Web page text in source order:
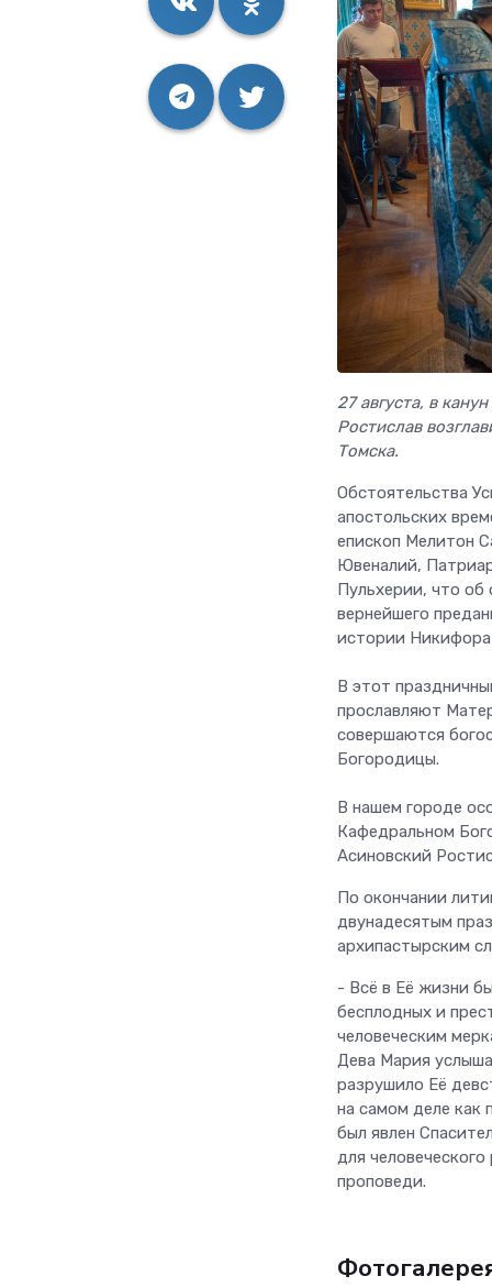
27 августа, в
Ростислав
Томска.
Обстоятельства
апостольских
епископ Мелитон
Ювеналий,
Пульхерии, что об
вернейшего
истории Никифора
В этот
прославляют
совершаются
Богородицы.
В нашем городе
Кафедральном
Асиновский
По окончании
двунадесятым
архипастырским
- Всё в Её жизни
бесплодных и
человеческим
Дева Мария
разрушило Её
на самом деле как
был явлен
для
проповеди.